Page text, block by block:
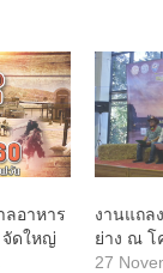
ลอาหาร
จัดใหญ่
งานแถล
ย่าง ณ โ
27